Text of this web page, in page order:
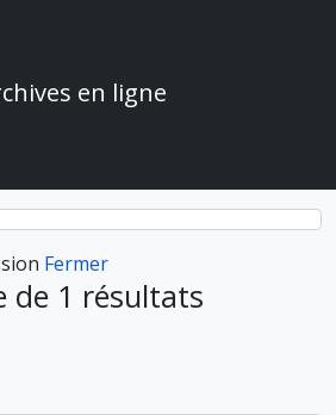
en ligne
Fermer
de 1 résultats